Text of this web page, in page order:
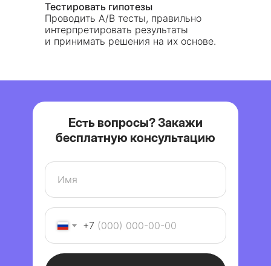
Тестировать гипотезы
Проводить А/B тесты, правильно
интерпретировать результаты
и принимать решения на их основе.
+7
Есть вопросы? Закажи
бесплатную консультацию